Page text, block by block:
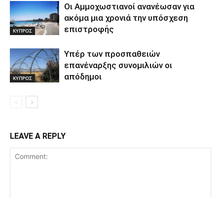
ΚΥΠΡΟΣ
Οι Αμμοχωστιανοί ανανέωσαν για
ακόμα μια χρονιά την υπόσχεση
επιστροφής
ΚΥΠΡΟΣ
Υπέρ των προσπαθειών
επανέναρξης συνομιλιών οι
απόδημοι
LEAVE A REPLY